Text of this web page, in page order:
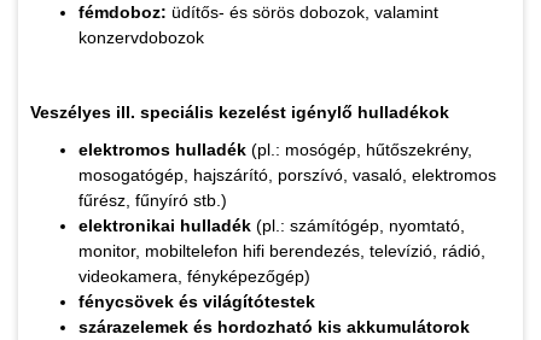
fémdoboz: üdítős- és sörös dobozok, valamint
konzervdobozok
Veszélyes ill. speciális kezelést igénylő hulladékok
elektromos hulladék (pl.: mosógép, hűtőszekrény,
mosogatógép, hajszárító, porszívó, vasaló, elektromos
fűrész, fűnyíró stb.)
elektronikai hulladék (pl.: számítógép, nyomtató,
monitor, mobiltelefon hifi berendezés, televízió, rádió,
videokamera, fényképezőgép)
fénycsövek és világítótestek
szárazelemek és hordozható kis akkumulátorok